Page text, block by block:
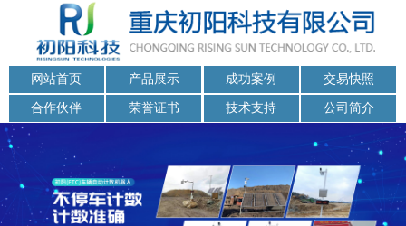
网站首页 产品展示 成功案例 交易快照
合作伙伴 荣誉证书 技术支持 公司简介